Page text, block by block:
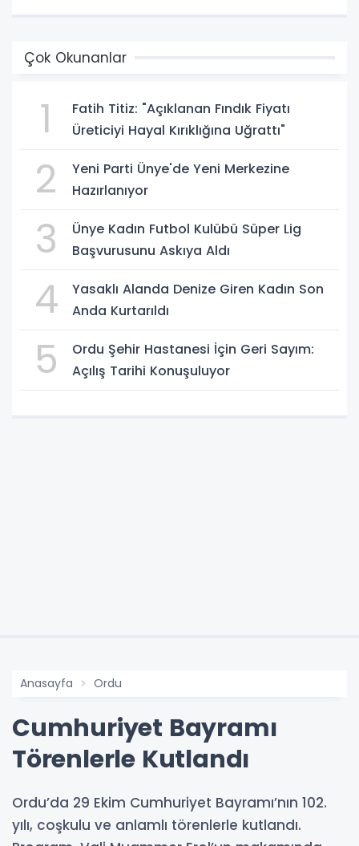
Çok Okunanlar
1
Fatih Titiz: "Açıklanan Fındık Fiyatı
Üreticiyi Hayal Kırıklığına Uğrattı"
2
Yeni Parti Ünye'de Yeni Merkezine
Hazırlanıyor
3
Ünye Kadın Futbol Kulübü Süper Lig
Başvurusunu Askıya Aldı
4
Yasaklı Alanda Denize Giren Kadın Son
Anda Kurtarıldı
5
Ordu Şehir Hastanesi İçin Geri Sayım:
Açılış Tarihi Konuşuluyor
Anasayfa Ordu
Cumhuriyet Bayramı
Törenlerle Kutlandı
Ordu’da 29 Ekim Cumhuriyet Bayramı’nın 102.
yılı, coşkulu ve anlamlı törenlerle kutlandı.